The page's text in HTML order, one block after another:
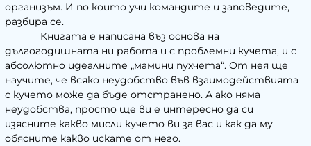
организъм. И по които учи командите и заповедите,
разбира се.
Книгата е написана въз основа на
дългогодишната ни работа и с проблемни кучета, и с
абсолютно идеалните „мамини пухчета“. От нея ще
научите, че всяко неудобство във взаимодействията
с кучето може да бъде отстранено. А ако няма
неудобства, просто ще ви е интересно да си
изясните какво мисли кучето ви за вас и как да му
обясните какво искате от него.